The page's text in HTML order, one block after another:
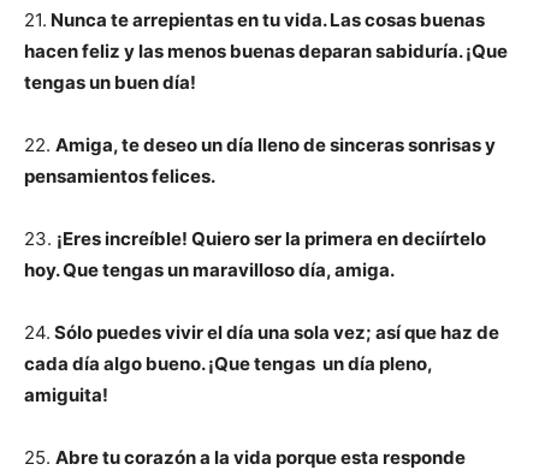
21. Nunca te arrepientas en tu vida. Las cosas buenas
hacen feliz y las menos buenas deparan sabiduría. ¡Que
tengas un buen día!
22. Amiga, te deseo un día lleno de sinceras sonrisas y
pensamientos felices.
23. ¡Eres increíble! Quiero ser la primera en deciírtelo
hoy. Que tengas un maravilloso día, amiga.
24. Sólo puedes vivir el día una sola vez; así que haz de
cada día algo bueno. ¡Que tengas un día pleno,
amiguita!
25. Abre tu corazón a la vida porque esta responde